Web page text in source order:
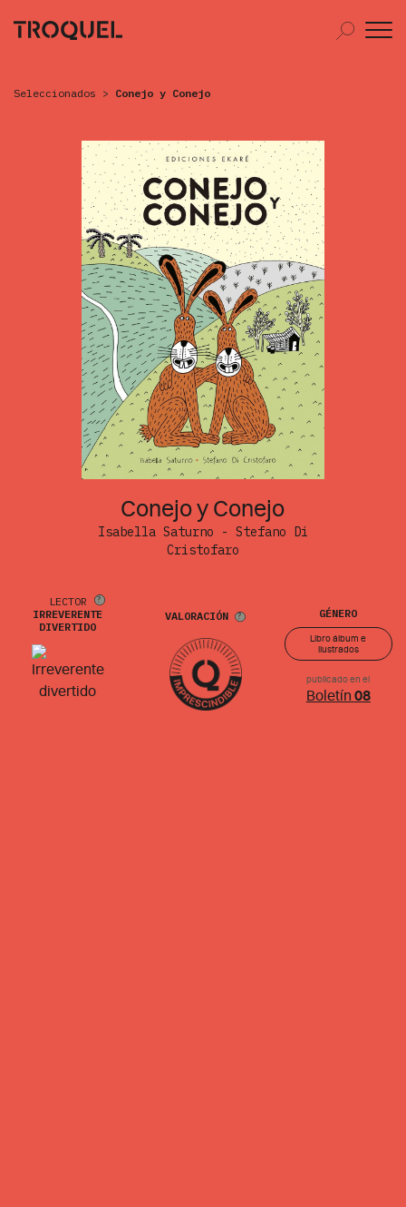
Seleccionados > Conejo y Conejo
Conejo y Conejo
Isabella Saturno - Stefano Di
Cristofaro
LECTOR
IRREVERENTE
DIVERTIDO
VALORACIÓN GÉNERO
Libro álbum e
ilustrados
publicado en el
Boletín 08